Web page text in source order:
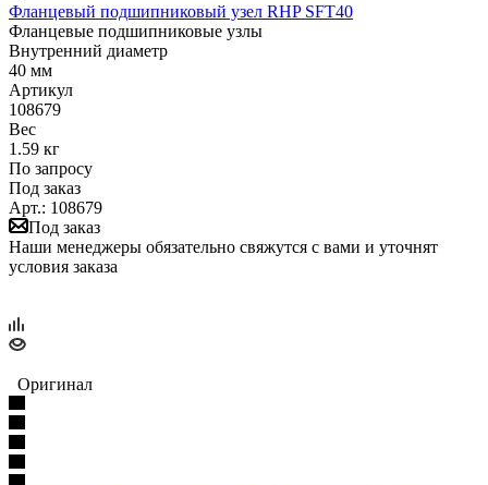
Фланцевый подшипниковый узел RHP SFT40
Фланцевые подшипниковые узлы
Внутренний диаметр
40 мм
Артикул
108679
Вес
1.59 кг
По запросу
Под заказ
Арт.: 108679
Под заказ
Наши менеджеры обязательно свяжутся с вами и уточнят
условия заказа
Оригинал